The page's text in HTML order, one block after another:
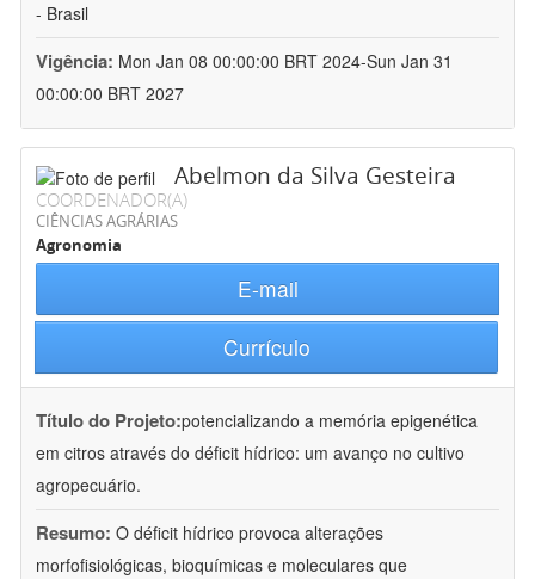
- Brasil
Vigência: Mon Jan 08 00:00:00 BRT 2024-Sun Jan 31
00:00:00 BRT 2027
Abelmon da Silva Gesteira
COORDENADOR(A)
CIÊNCIAS AGRÁRIAS
Agronomia
E-mail
Currículo
Título do Projeto:potencializando a memória epigenética
em citros através do déficit hídrico: um avanço no cultivo
agropecuário.
Resumo: O déficit hídrico provoca alterações
morfofisiológicas, bioquímicas e moleculares que